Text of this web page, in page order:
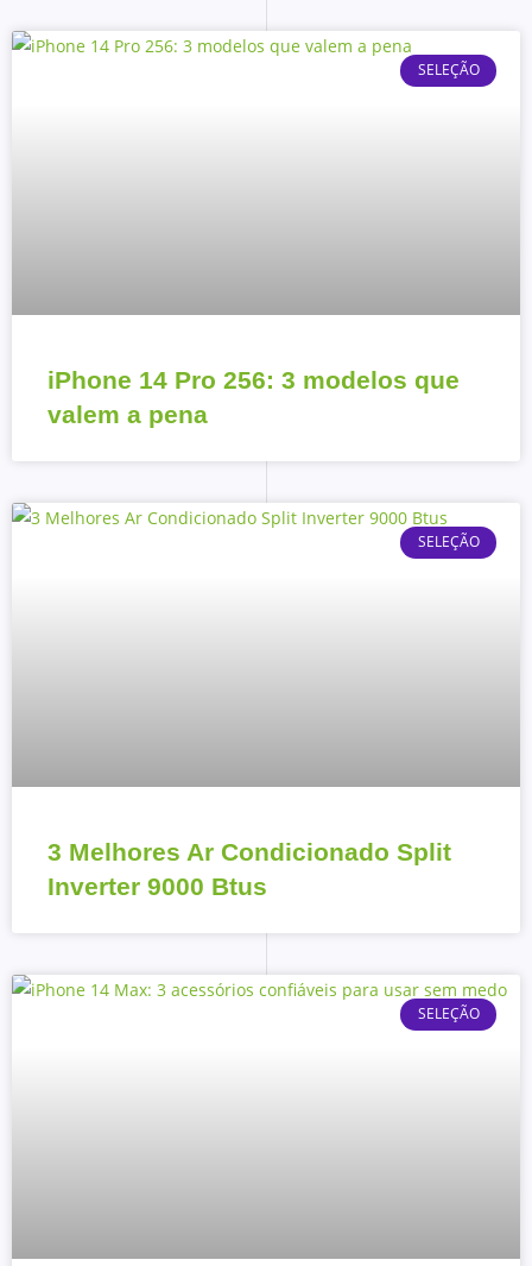
SELEÇÃO
iPhone 14 Pro 256: 3 modelos que
valem a pena
SELEÇÃO
3 Melhores Ar Condicionado Split
Inverter 9000 Btus
SELEÇÃO